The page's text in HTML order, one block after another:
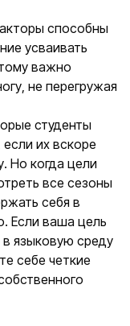
способны
усваивать
важно
не перегружая
студенты
их вскоре
Но когда цели
все сезоны
себя в
Если ваша цель
языковую среду
себе четкие